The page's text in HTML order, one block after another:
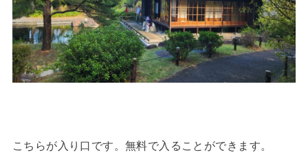
こちらが入り口です。無料で入ることができます。